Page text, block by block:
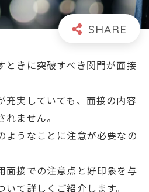
ときに突破すべき関門が面接
充実していても、面接の内容
ません。
ようなことに注意が必要なの
面接での注意点と好印象を与
て詳しくご紹介します。